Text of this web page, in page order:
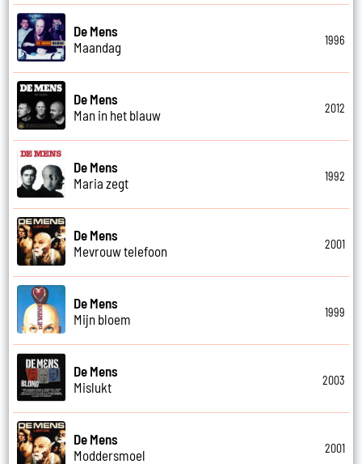
De Mens
Maandag
1996
De Mens
Man in het blauw
2012
De Mens
Maria zegt
1992
De Mens
Mevrouw telefoon
2001
De Mens
Mijn bloem
1999
De Mens
Mislukt
2003
De Mens
Moddersmoel
2001